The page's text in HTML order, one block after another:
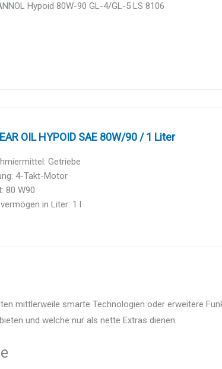
Hypoid 80W-90 GL-4/GL-5 LS 8106
OIL HYPOID SAE 80W/90 / 1 Liter
Getriebe
4-Takt-Motor
80 W90
in Liter: 1 l
mittlerweile smarte Technologien oder erweitere
und welche nur als nette Extras dienen.